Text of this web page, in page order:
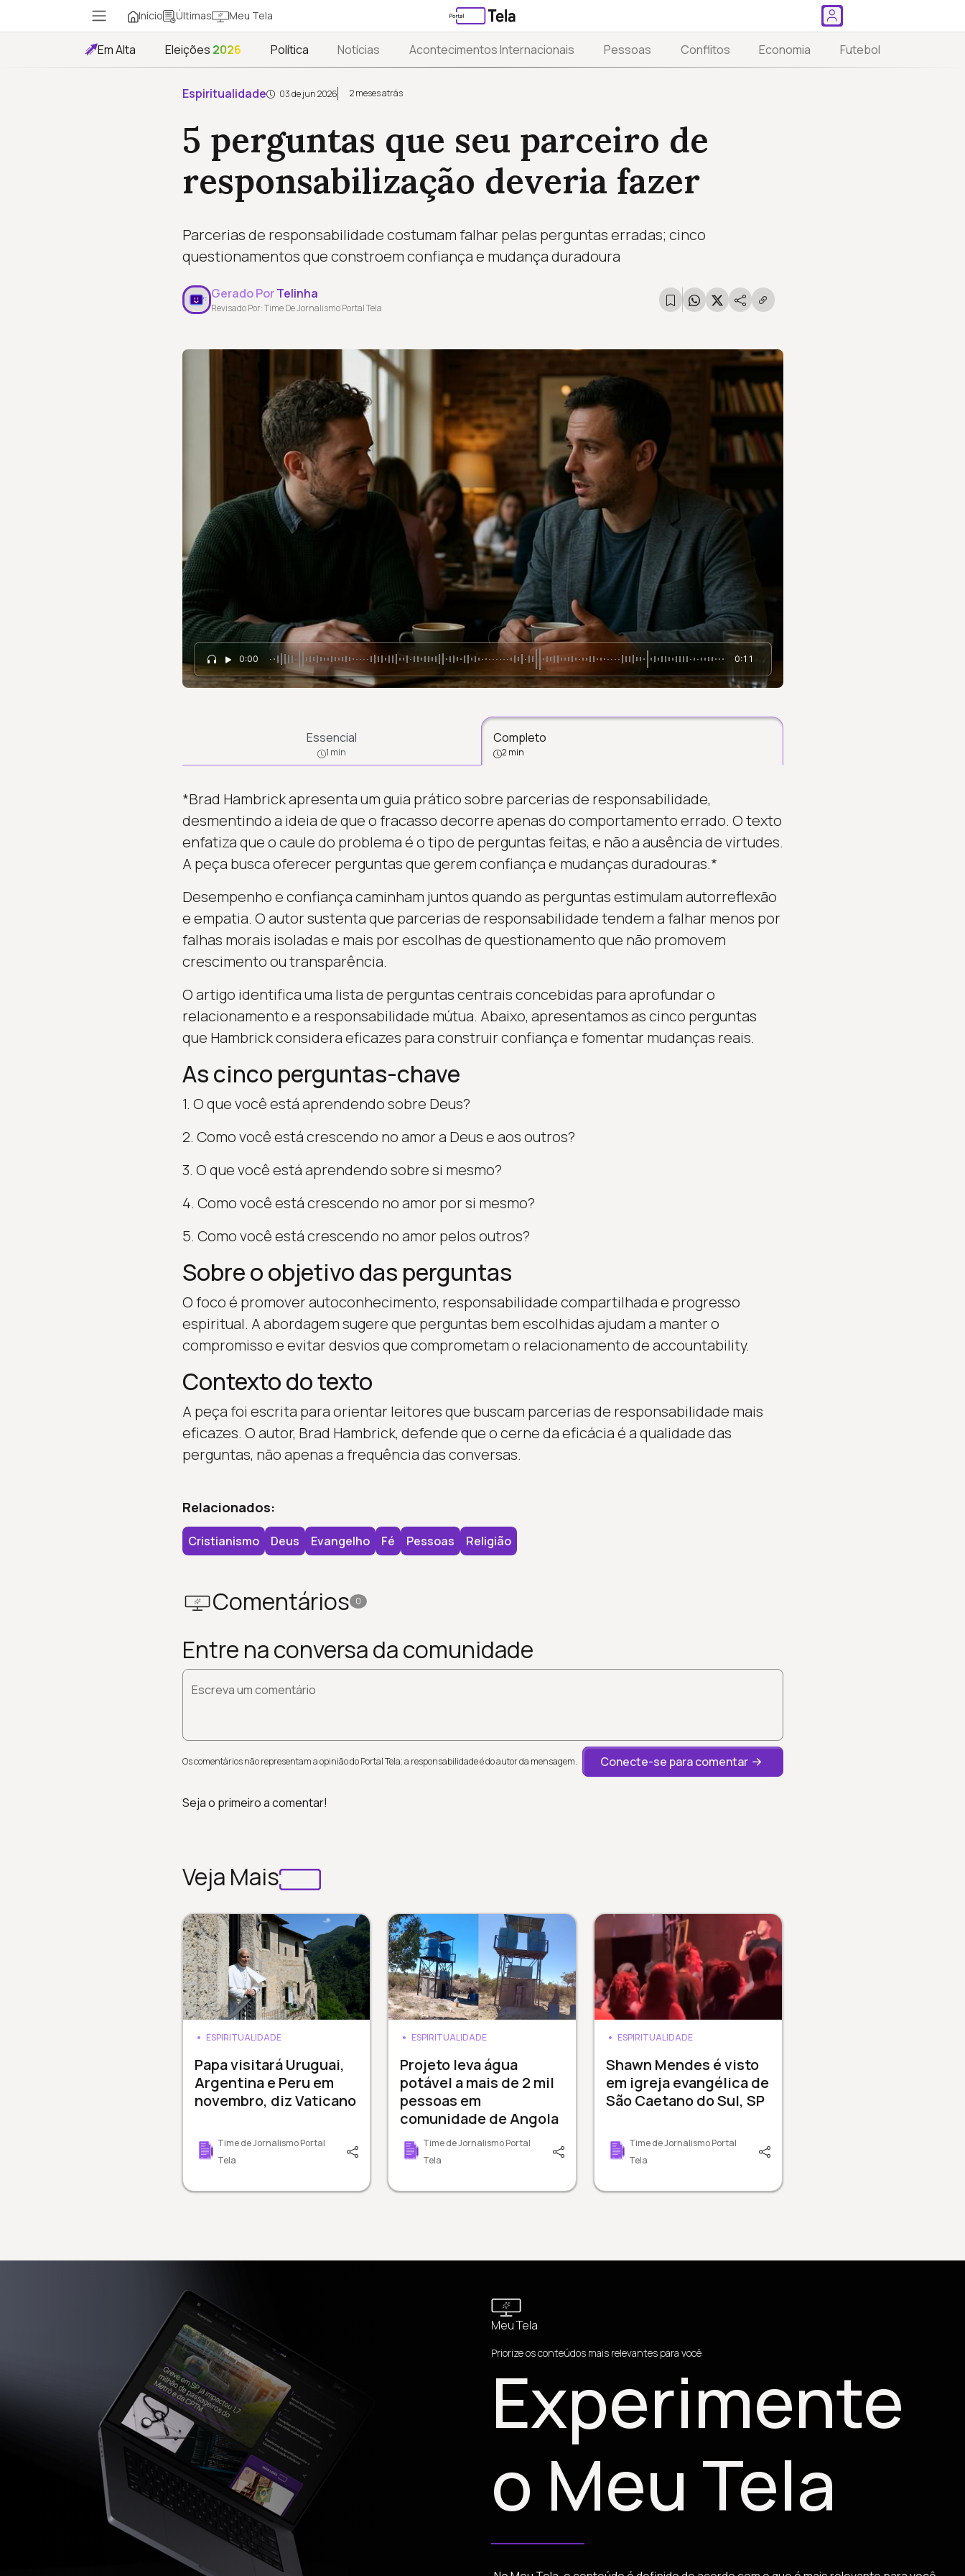
Início Últimas Meu Tela
Em Alta Eleições 2026 Política Notícias Acontecimentos Internacionais Pessoas Conflitos Economia Futebol
Espiritualidade 03 de jun 2026 2 meses atrás
5 perguntas que seu parceiro de
responsabilização deveria fazer
Parcerias de responsabilidade costumam falhar pelas perguntas erradas; cinco
questionamentos que constroem confiança e mudança duradoura
Gerado PorTelinha
Revisado Por: Time De Jornalismo Portal Tela
0:00 0:11
Essencial
1 min
Completo
2 min
*Brad Hambrick apresenta um guia prático sobre parcerias de responsabilidade,
desmentindo a ideia de que o fracasso decorre apenas do comportamento errado. O texto
enfatiza que o caule do problema é o tipo de perguntas feitas, e não a ausência de virtudes.
A peça busca oferecer perguntas que gerem confiança e mudanças duradouras.*
Desempenho e confiança caminham juntos quando as perguntas estimulam autorreflexão
e empatia. O autor sustenta que parcerias de responsabilidade tendem a falhar menos por
falhas morais isoladas e mais por escolhas de questionamento que não promovem
crescimento ou transparência.
O artigo identifica uma lista de perguntas centrais concebidas para aprofundar o
relacionamento e a responsabilidade mútua. Abaixo, apresentamos as cinco perguntas
que Hambrick considera eficazes para construir confiança e fomentar mudanças reais.
As cinco perguntas-chave
1. O que você está aprendendo sobre Deus?
2. Como você está crescendo no amor a Deus e aos outros?
3. O que você está aprendendo sobre si mesmo?
4. Como você está crescendo no amor por si mesmo?
5. Como você está crescendo no amor pelos outros?
Sobre o objetivo das perguntas
O foco é promover autoconhecimento, responsabilidade compartilhada e progresso
espiritual. A abordagem sugere que perguntas bem escolhidas ajudam a manter o
compromisso e evitar desvios que comprometam o relacionamento de accountability.
Contexto do texto
A peça foi escrita para orientar leitores que buscam parcerias de responsabilidade mais
eficazes. O autor, Brad Hambrick, defende que o cerne da eficácia é a qualidade das
perguntas, não apenas a frequência das conversas.
Relacionados:
Cristianismo Deus Evangelho Fé Pessoas Religião
Comentários 0
Entre na conversa da comunidade
Escreva um comentário
Os comentários não representam a opinião do Portal Tela; a responsabilidade é do autor da mensagem. Conecte-se para comentar
Seja o primeiro a comentar!
Veja Mais
ESPIRITUALIDADE
Papa visitará Uruguai,
Argentina e Peru em
novembro, diz Vaticano
Time de Jornalismo Portal
Tela
ESPIRITUALIDADE
Projeto leva água
potável a mais de 2 mil
pessoas em
comunidade de Angola
Time de Jornalismo Portal
Tela
ESPIRITUALIDADE
Shawn Mendes é visto
em igreja evangélica de
São Caetano do Sul, SP
Time de Jornalismo Portal
Tela
Meu Tela
Priorize os conteúdos mais relevantes para você
Experimente
o Meu Tela